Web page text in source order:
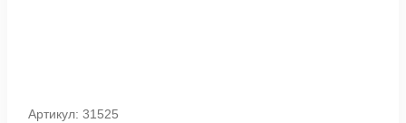
Артикул: 31525